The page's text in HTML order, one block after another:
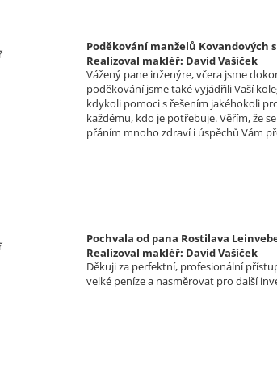
Poděkování manželů Kovandových
Realizoval makléř: David Vašíček
Vážený pane inženýre, včera jsme
poděkování jsme také vyjádřili Vaší
kdykoli pomoci s řešením jakéhokoli
každému, kdo je potřebuje. Věřím, že
přáním mnoho zdraví i úspěchů Vám
Pochvala od pana Rostilava
Realizoval makléř: David Vašíček
Děkuji za perfektní, profesionální
velké peníze a nasměrovat pro další